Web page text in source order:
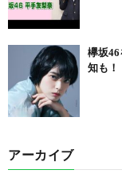
欅坂
知も！
アーカイブ